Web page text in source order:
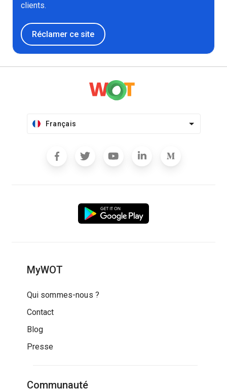
clients.
Réclamer ce site
Français
MyWOT
Qui sommes-nous ?
Contact
Blog
Presse
Communauté